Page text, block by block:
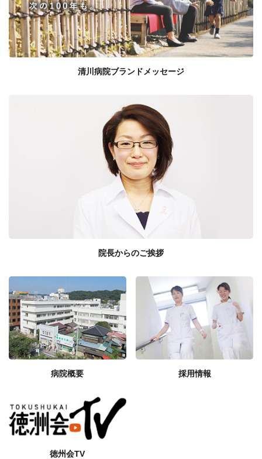
清川病院ブランドメッセージ
院長からのご挨拶
病院概要 採用情報
徳州会TV